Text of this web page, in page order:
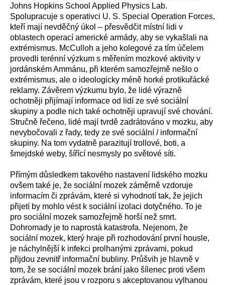
Johns Hopkins School Applied Physics Lab.
Spolupracuje s operativci U. S. Special Operation Forces,
kteří mají nevděčný úkol – přesvědčit místní lidi v
oblastech operací americké armády, aby se vykašlali na
extrémismus. McCulloh a jeho kolegové za tím účelem
provedli terénní výzkum s měřením mozkové aktivity v
jordánském Ammánu, při kterém samozřejmě nešlo o
extrémismus, ale o ideologicky méně horké protikuřácké
reklamy. Závěrem výzkumu bylo, že lidé výrazně
ochotněji přijímají informace od lidí ze své sociální
skupiny a podle nich také ochotněji upravují své chování.
Stručně řečeno, lidé mají tvrdě zadrátováno v mozku, aby
nevybočovali z řady, tedy ze své sociální / informační
skupiny. Na tom vydatně parazitují trollové, boti, a
šmejdské weby, šířící nesmysly po světové síti.
Přímým důsledkem takového nastavení lidského mozku
ovšem také je, že sociální mozek záměrně vzdoruje
informacím či zprávám, které si vyhodnotí tak, že jejich
přijetí by mohlo vést k sociální izolaci dotyčného. To je
pro sociální mozek samozřejmě horší než smrt.
Dohromady je to naprostá katastrofa. Nejenom, že
sociální mozek, který hraje při rozhodování první housle,
je náchylnější k infekci prolhanými zprávami, pokud
přijdou zevnitř informační bubliny. Průšvih je hlavně v
tom, že se sociální mozek brání jako šílenec proti všem
zprávám, které jsou v rozporu s akceptovanou vylhanou